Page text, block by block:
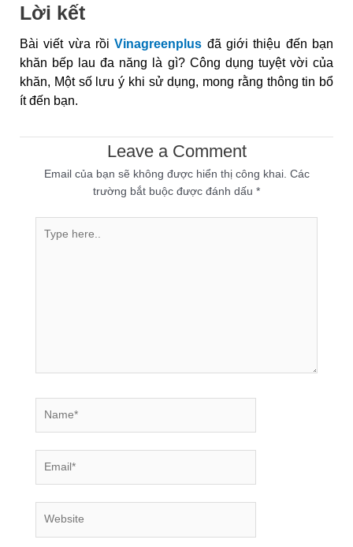
Lời kết
Bài viết vừa rồi Vinagreenplus đã giới thiệu đến bạn
khăn bếp lau đa năng là gì? Công dụng tuyệt vời của
khăn, Một số lưu ý khi sử dụng, mong rằng thông tin bổ
ít đến bạn.
Leave a Comment
Email của bạn sẽ không được hiển thị công khai. Các
trường bắt buộc được đánh dấu *
here..